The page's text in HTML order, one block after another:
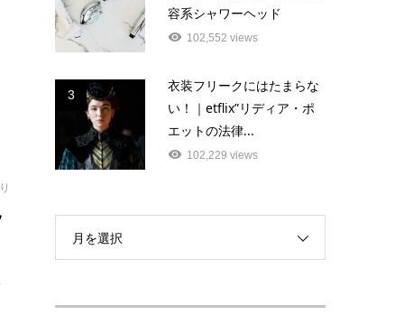
容系シャワーヘッド
102,552 views
3
衣装フリークにはたまらな
い！｜etflix”リディア・ポ
エットの法律...
102,229 views
月を選択